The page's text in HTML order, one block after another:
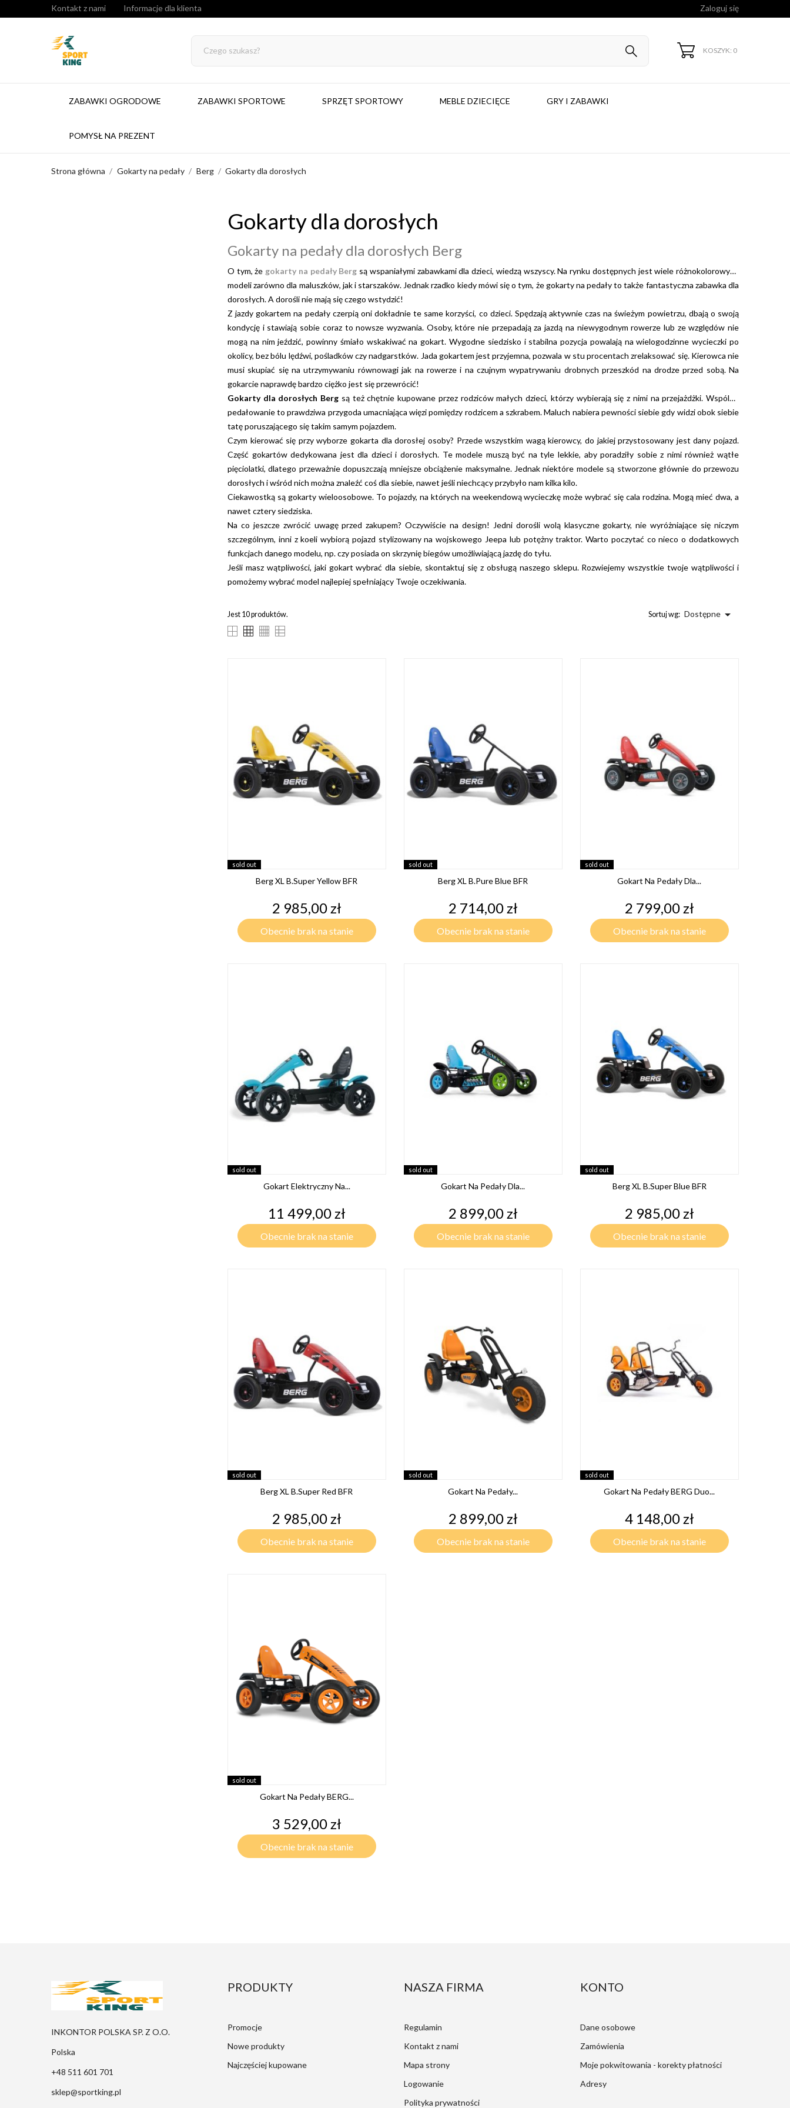
Kontakt z nami Informacje dla klienta Zaloguj się
KOSZYK: 0
ZABAWKI OGRODOWE ZABAWKI SPORTOWE SPRZĘT SPORTOWY MEBLE DZIECIĘCE GRY I ZABAWKI
POMYSŁ NA PREZENT
Strona główna Gokarty na pedały Berg Gokarty dla dorosłych
Gokarty dla dorosłych
Gokarty na pedały dla dorosłych Berg
O tym, że gokarty na pedały Berg są wspaniałymi zabawkami dla dzieci, wiedzą wszyscy. Na rynku dostępnych jest wiele różnokolorowych
modeli zarówno dla maluszków, jak i starszaków. Jednak rzadko kiedy mówi się o tym, że gokarty na pedały to także fantastyczna zabawka dla
dorosłych. A dorośli nie mają się czego wstydzić!
Z jazdy gokartem na pedały czerpią oni dokładnie te same korzyści, co dzieci. Spędzają aktywnie czas na świeżym powietrzu, dbają o swoją
kondycję i stawiają sobie coraz to nowsze wyzwania. Osoby, które nie przepadają za jazdą na niewygodnym rowerze lub ze względów nie
mogą na nim jeździć, powinny śmiało wskakiwać na gokart. Wygodne siedzisko i stabilna pozycja powalają na wielogodzinne wycieczki po
okolicy, bez bólu lędźwi, pośladków czy nadgarstków. Jada gokartem jest przyjemna, pozwala w stu procentach zrelaksować się. Kierowca nie
musi skupiać się na utrzymywaniu równowagi jak na rowerze i na czujnym wypatrywaniu drobnych przeszkód na drodze przed sobą. Na
gokarcie naprawdę bardzo ciężko jest się przewrócić!
Gokarty dla dorosłych Berg są też chętnie kupowane przez rodziców małych dzieci, którzy wybierają się z nimi na przejażdżki. Wspólne
pedałowanie to prawdziwa przygoda umacniająca więzi pomiędzy rodzicem a szkrabem. Maluch nabiera pewności siebie gdy widzi obok siebie
tatę poruszającego się takim samym pojazdem.
Czym kierować się przy wyborze gokarta dla dorosłej osoby? Przede wszystkim wagą kierowcy, do jakiej przystosowany jest dany pojazd.
Część gokartów dedykowana jest dla dzieci i dorosłych. Te modele muszą być na tyle lekkie, aby poradziły sobie z nimi również wątłe
pięciolatki, dlatego przeważnie dopuszczają mniejsze obciążenie maksymalne. Jednak niektóre modele są stworzone głównie do przewozu
dorosłych i wśród nich można znaleźć coś dla siebie, nawet jeśli niechcący przybyło nam kilka kilo.
Ciekawostką są gokarty wieloosobowe. To pojazdy, na których na weekendową wycieczkę może wybrać się cala rodzina. Mogą mieć dwa, a
nawet cztery siedziska.
Na co jeszcze zwrócić uwagę przed zakupem? Oczywiście na design! Jedni dorośli wolą klasyczne gokarty, nie wyróżniające się niczym
szczególnym, inni z koeli wybiorą pojazd stylizowany na wojskowego Jeepa lub potężny traktor. Warto poczytać co nieco o dodatkowych
funkcjach danego modelu, np. czy posiada on skrzynię biegów umożliwiającą jazdę do tyłu.
Jeśli masz wątpliwości, jaki gokart wybrać dla siebie, skontaktuj się z obsługą naszego sklepu. Rozwiejemy wszystkie twoje wątpliwości i
pomożemy wybrać model najlepiej spełniający Twoje oczekiwania.
Jest 10 produktów. Sortuj wg: Dostępne 
sold out
Berg XL B.Super Yellow BFR
Cena
2 985,00 zł
Obecnie brak na stanie
sold out
Berg XL B.Pure Blue BFR
Cena
2 714,00 zł
Obecnie brak na stanie
sold out
Gokart Na Pedały Dla...
Cena
2 799,00 zł
Obecnie brak na stanie
sold out
Gokart Elektryczny Na...
Cena
11 499,00 zł
Obecnie brak na stanie
sold out
Gokart Na Pedały Dla...
Cena
2 899,00 zł
Obecnie brak na stanie
sold out
Berg XL B.Super Blue BFR
Cena
2 985,00 zł
Obecnie brak na stanie
sold out
Berg XL B.Super Red BFR
Cena
2 985,00 zł
Obecnie brak na stanie
sold out
Gokart Na Pedały...
Cena
2 899,00 zł
Obecnie brak na stanie
sold out
Gokart Na Pedały BERG Duo...
Cena
4 148,00 zł
Obecnie brak na stanie
sold out
Gokart Na Pedały BERG...
Cena
3 529,00 zł
Obecnie brak na stanie
INKONTOR POLSKA SP. Z O.O.
Polska
+48 511 601 701
sklep@sportking.pl
PRODUKTY
Promocje
Nowe produkty
Najczęściej kupowane
NASZA FIRMA
Regulamin
Kontakt z nami
Mapa strony
Logowanie
Polityka prywatności
KONTO
Dane osobowe
Zamówienia
Moje pokwitowania - korekty płatności
Adresy